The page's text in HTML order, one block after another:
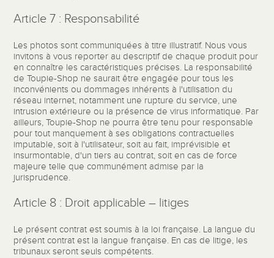
Article 7 : Responsabilité
Les photos sont communiquées à titre illustratif. Nous vous
invitons à vous reporter au descriptif de chaque produit pour
en connaître les caractéristiques précises. La responsabilité
de Toupie-Shop ne saurait être engagée pour tous les
inconvénients ou dommages inhérents à l'utilisation du
réseau internet, notamment une rupture du service, une
intrusion extérieure ou la présence de virus informatique. Par
ailleurs, Toupie-Shop ne pourra être tenu pour responsable
pour tout manquement à ses obligations contractuelles
imputable, soit à l'utilisateur, soit au fait, imprévisible et
insurmontable, d'un tiers au contrat, soit en cas de force
majeure telle que communément admise par la
jurisprudence.
Article 8 : Droit applicable – litiges
Le présent contrat est soumis à la loi française. La langue du
présent contrat est la langue française. En cas de litige, les
tribunaux seront seuls compétents.